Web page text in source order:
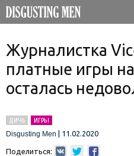
Журналистка
платные игры
осталась
ДИЧЬ
ИГРЫ
Disgusting Men
11.02.2020
Поделиться: